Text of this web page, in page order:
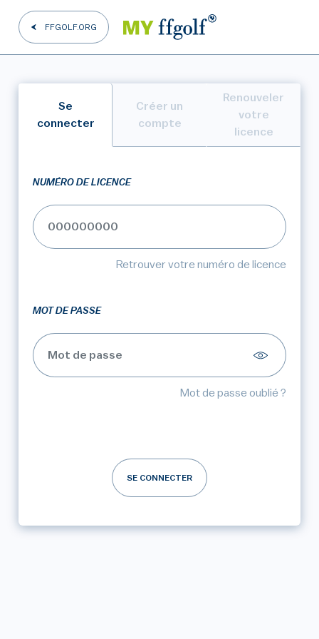
FFGOLF.ORG
Se
connecter
Créer un
compte
Renouveler
votre
licence
NUMÉRO DE LICENCE
Retrouver votre numéro de licence
MOT DE PASSE
Mot de passe oublié ?
SE CONNECTER